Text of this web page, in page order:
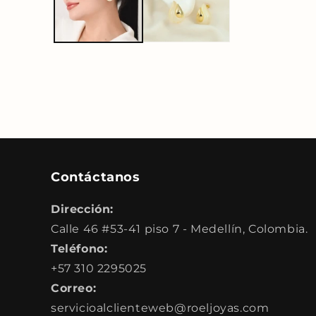
ventana
modal
Contáctanos
Dirección:
Calle 46 #53-41 piso 7 - Medellín, Colombia.
Teléfono:
+57 310 2295025
Correo:
servicioalclienteweb@roeljoyas.com